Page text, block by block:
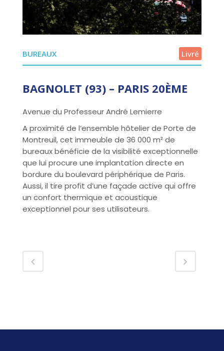
BUREAUX Livré
BAGNOLET (93) – PARIS 20ÈME
Avenue du Professeur André Lemierre
A proximité de l’ensemble hôtelier de Porte de
Montreuil, cet immeuble de 36 000 m² de
bureaux bénéficie de la visibilité exceptionnelle
que lui procure une implantation directe en
bordure du boulevard périphérique de Paris.
Aussi, il tire profit d’une façade active qui offre
un confort thermique et acoustique
exceptionnel pour ses utilisateurs.